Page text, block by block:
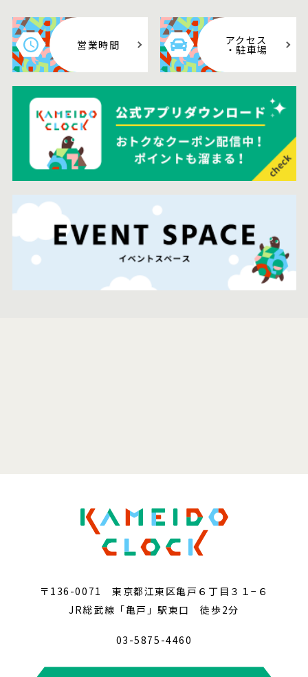
営業時間 アクセス
・駐車場
〒136-0071 東京都江東区亀戸６丁目３１−６
JR総武線「亀戸」駅東口 徒歩2分
03-5875-4460